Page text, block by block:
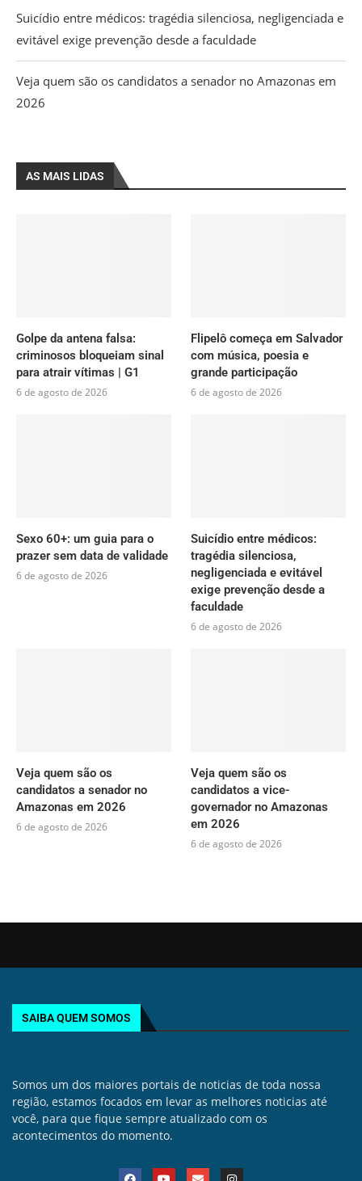
Suicídio entre médicos: tragédia silenciosa, negligenciada e
evitável exige prevenção desde a faculdade
Veja quem são os candidatos a senador no Amazonas em
2026
AS MAIS LIDAS
Golpe da antena falsa:
criminosos bloqueiam sinal
para atrair vítimas | G1
6 de agosto de 2026
Flipelô começa em Salvador
com música, poesia e
grande participação
6 de agosto de 2026
Sexo 60+: um guia para o
prazer sem data de validade
6 de agosto de 2026
Suicídio entre médicos:
tragédia silenciosa,
negligenciada e evitável
exige prevenção desde a
faculdade
6 de agosto de 2026
Veja quem são os
candidatos a senador no
Amazonas em 2026
6 de agosto de 2026
Veja quem são os
candidatos a vice-
governador no Amazonas
em 2026
6 de agosto de 2026
SAIBA QUEM SOMOS
Somos um dos maiores portais de noticias de toda nossa
região, estamos focados em levar as melhores noticias até
você, para que fique sempre atualizado com os
acontecimentos do momento.